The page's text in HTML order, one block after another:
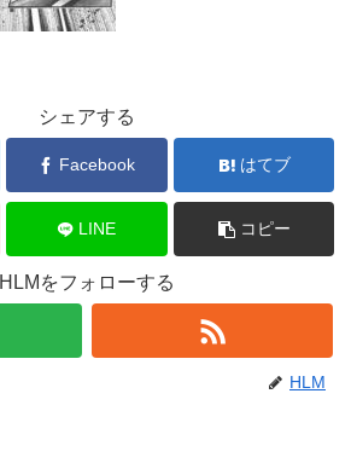
シェアする
Facebook はてブ
LINE コピー
HLMをフォローする
HLM